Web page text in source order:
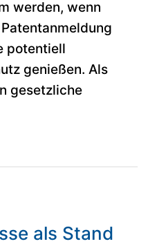
werden, wenn
potentiell
genießen. Als
gesetzliche
als Stand